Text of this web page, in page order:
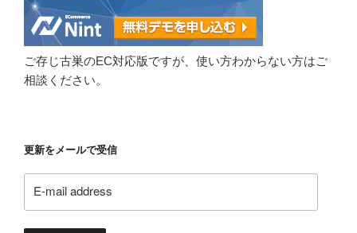
ご存じ古巣のEC対応版ですが、使い方わからない方はご
相談ください。
更新をメールで受信